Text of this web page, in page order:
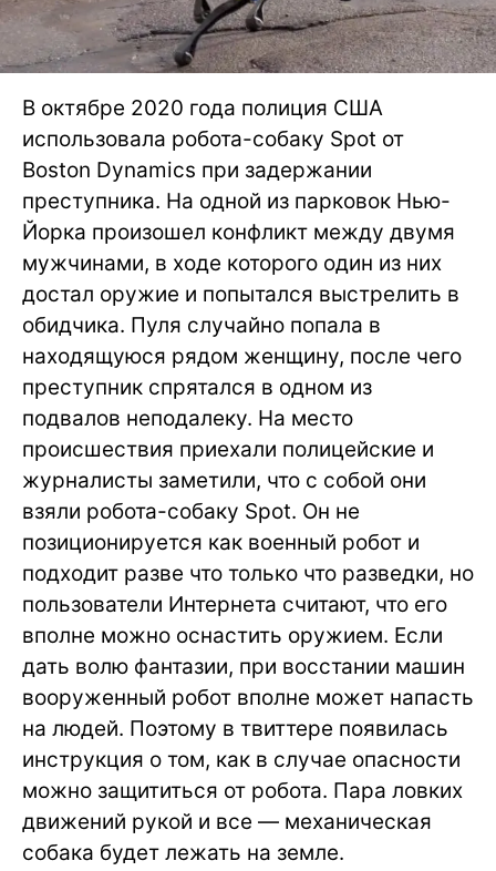
В октябре 2020 года полиция США
использовала робота-собаку Spot от
Boston Dynamics при задержании
преступника. На одной из парковок Нью-
Йорка произошел конфликт между двумя
мужчинами, в ходе которого один из них
достал оружие и попытался выстрелить в
обидчика. Пуля случайно попала в
находящуюся рядом женщину, после чего
преступник спрятался в одном из
подвалов неподалеку. На место
происшествия приехали полицейские и
журналисты заметили, что с собой они
взяли робота-собаку Spot. Он не
позиционируется как военный робот и
подходит разве что только что разведки, но
пользователи Интернета считают, что его
вполне можно оснастить оружием. Если
дать волю фантазии, при восстании машин
вооруженный робот вполне может напасть
на людей. Поэтому в твиттере появилась
инструкция о том, как в случае опасности
можно защититься от робота. Пара ловких
движений рукой и все — механическая
собака будет лежать на земле.